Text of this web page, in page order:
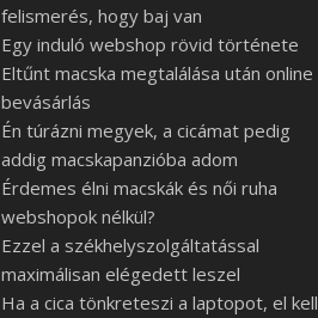
felismerés, hogy baj van
Egy induló webshop rövid története
Eltűnt macska megtalálása után online
bevásárlás
Én túrázni megyek, a cicámat pedig
addig macskapanzióba adom
Érdemes élni macskák és női ruha
webshopok nélkül?
Ezzel a székhelyszolgáltatással
maximálisan elégedett leszel
Ha a cica tönkreteszi a laptopot, el kell